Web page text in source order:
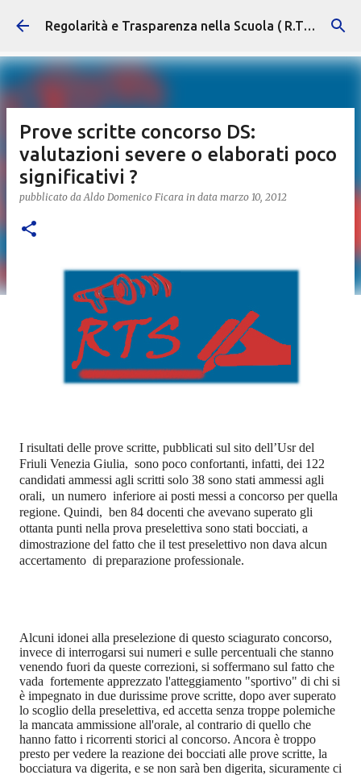
Passa ai contenuti principali Regolarità e Trasparenza nella Scuola ( R.T.S. )
Prove scritte concorso DS:
valutazioni severe o elaborati poco
significativi ?
pubblicato daAldo Domenico Ficara in data marzo 10, 2012
I risultati delle prove scritte, pubblicati sul sito dell’Usr del
Friuli Venezia Giulia, sono poco confortanti, infatti, dei 122
candidati ammessi agli scritti solo 38 sono stati ammessi agli
orali, un numero inferiore ai posti messi a concorso per quella
regione. Quindi, ben 84 docenti che avevano superato gli
ottanta punti nella prova preselettiva sono stati bocciati, a
dimostrazione del fatto che il test preselettivo non dava alcun
accertamento di preparazione professionale.
Alcuni idonei alla preselezione di questo sciagurato concorso,
invece di interrogarsi sui numeri e sulle percentuali che stanno
venendo fuori da queste correzioni, si soffermano sul fatto che
vada fortemente apprezzato l'atteggiamento "sportivo" di chi si
è impegnato in due durissime prove scritte, dopo aver superato
lo scoglio della preselettiva, ed accetta senza troppe polemiche
la mancata ammissione all'orale, al contrario di quello che
hanno fatto i ricorrenti storici al concorso. Ancora è troppo
presto per vedere la reazione dei bocciati alle prove scritte, la
bocciatura va digerita, e se non sarà ben digerita, sicuramente ci